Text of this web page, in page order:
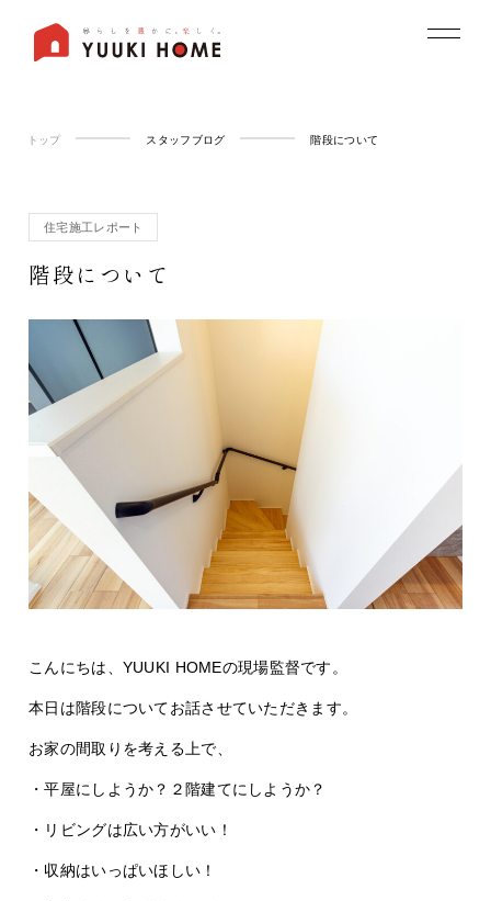
トップ スタッフブログ 階段について
住宅施工レポート
階段について
こんにちは、YUUKI HOMEの現場監督です。
本日は階段についてお話させていただきます。
お家の間取りを考える上で、
・平屋にしようか？２階建てにしようか？
・リビングは広い方がいい！
・収納はいっぱいほしい！